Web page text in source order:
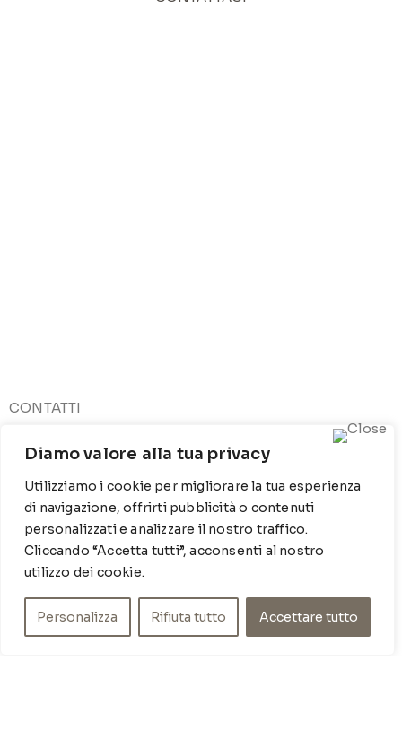
Diamo valore alla tua privacy
Utilizziamo i cookie per migliorare la tua esperienza
di navigazione, offrirti pubblicità o contenuti
personalizzati e analizzare il nostro traffico.
Cliccando “Accetta tutti”, acconsenti al nostro
utilizzo dei cookie.
Personalizza Rifiuta tutto Accettare tutto
CONTATTI
Contrada Locosantissimo 1316 - 70044 Polignano a
mare
: 080 917 78 89
WZ: 329 6510725
info@poishome.it
INFO
Chi siamo
Cookie Policy
Privacy Policy